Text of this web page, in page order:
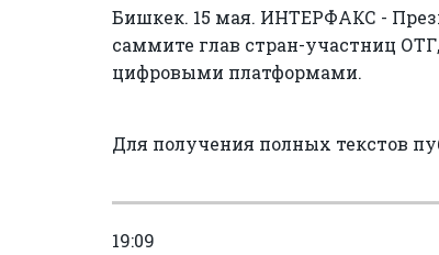
Бишкек. 15 мая. ИНТЕРФАКС -
саммите глав стран-участниц
цифровыми платформами.
Для получения полных текстов
19:09